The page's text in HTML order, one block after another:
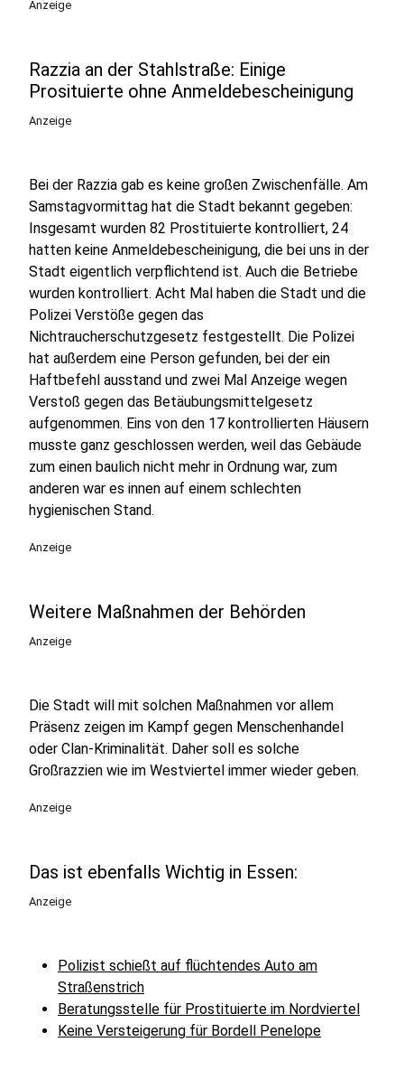
Anzeige
Razzia an der Stahlstraße: Einige
Prosituierte ohne Anmeldebescheinigung
Anzeige
Bei der Razzia gab es keine großen Zwischenfälle. Am
Samstagvormittag hat die Stadt bekannt gegeben:
Insgesamt wurden 82 Prostituierte kontrolliert, 24
hatten keine Anmeldebescheinigung, die bei uns in der
Stadt eigentlich verpflichtend ist. Auch die Betriebe
wurden kontrolliert. Acht Mal haben die Stadt und die
Polizei Verstöße gegen das
Nichtraucherschutzgesetz festgestellt. Die Polizei
hat außerdem eine Person gefunden, bei der ein
Haftbefehl ausstand und zwei Mal Anzeige wegen
Verstoß gegen das Betäubungsmittelgesetz
aufgenommen. Eins von den 17 kontrollierten Häusern
musste ganz geschlossen werden, weil das Gebäude
zum einen baulich nicht mehr in Ordnung war, zum
anderen war es innen auf einem schlechten
hygienischen Stand.
Anzeige
Weitere Maßnahmen der Behörden
Anzeige
Die Stadt will mit solchen Maßnahmen vor allem
Präsenz zeigen im Kampf gegen Menschenhandel
oder Clan-Kriminalität. Daher soll es solche
Großrazzien wie im Westviertel immer wieder geben.
Anzeige
Das ist ebenfalls Wichtig in Essen:
Anzeige
Polizist schießt auf flüchtendes Auto am
Straßenstrich
Beratungsstelle für Prostituierte im Nordviertel
Keine Versteigerung für Bordell Penelope